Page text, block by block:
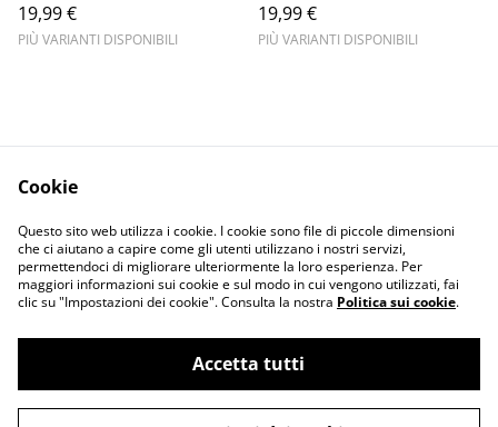
19,99 €
PIÙ VARIANTI DISPONIBILI
19,99 €
PIÙ VARIANTI DISPONIBILI
Informativa sulla
privacy
Terms and
conditions
©2026Merlin Visual
Cookie
Questo sito web utilizza i cookie. I cookie sono file di piccole dimensioni
che ci aiutano a capire come gli utenti utilizzano i nostri servizi,
permettendoci di migliorare ulteriormente la loro esperienza. Per
maggiori informazioni sui cookie e sul modo in cui vengono utilizzati, fai
clic su "Impostazioni dei cookie". Consulta la nostra Politica sui cookie.
Accetta tutti